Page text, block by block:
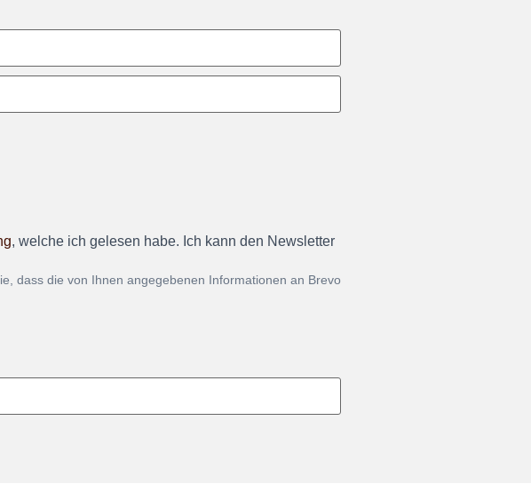
, welche ich gelesen habe. Ich kann den Newsletter
dass die von Ihnen angegebenen Informationen an Brevo